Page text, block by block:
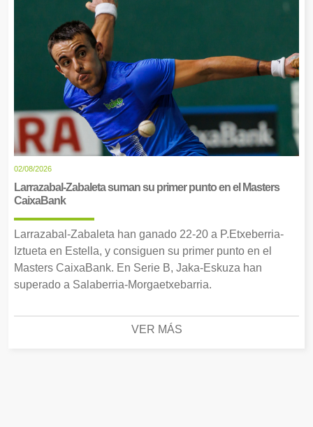
02/08/2026
Larrazabal-Zabaleta suman su primer punto en el Masters
CaixaBank
Larrazabal-Zabaleta han ganado 22-20 a P.Etxeberria-
Iztueta en Estella, y consiguen su primer punto en el
Masters CaixaBank. En Serie B, Jaka-Eskuza han
superado a Salaberria-Morgaetxebarria.
VER MÁS